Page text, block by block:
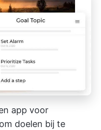
app voor
doelen bij te